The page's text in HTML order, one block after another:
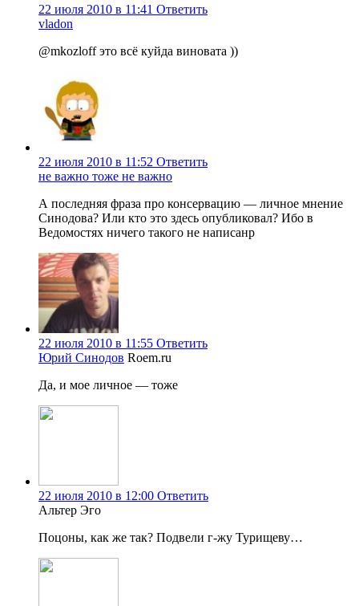
22 июля 2010 в 11:41 Ответить
vladon
@mkozloff это всё куйда виновата ))
22 июля 2010 в 11:52 Ответить
не важно тоже не важно
А последняя фраза про консервацию — личное мнение
Синодова? Или кто это здесь опубликовал? Ибо в
Ведомостях ничего такого не написанр
22 июля 2010 в 11:55 Ответить
Юрий Синодов Roem.ru
Да, и мое личное — тоже
22 июля 2010 в 12:00 Ответить
Альтер Эго
Поцоны, как же так? Подвели г-жу Турищеву…